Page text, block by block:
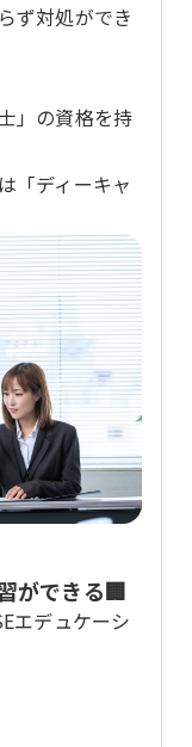
ず対処ができ
」の資格を持
「ディーキャ
ができる🏢
エデュケーシ